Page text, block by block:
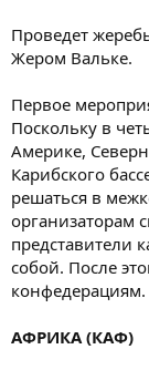
Проведет
Жером Вальке.
Первое
Поскольку в
Америке,
Карибского
решаться в
организаторам
представители
собой. После
конфедерациям.
АФРИКА (КАФ)